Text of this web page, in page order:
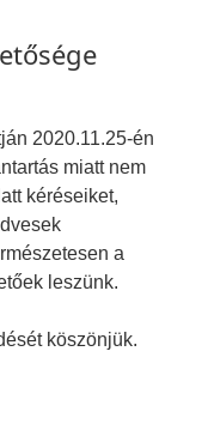
2020.11.25-én
miatt nem
kéréseiket,
a
leszünk.
köszönjük.